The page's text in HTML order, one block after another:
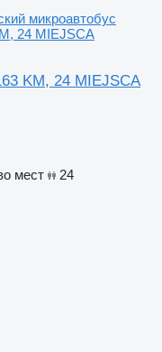
микроавтобус
24 MIEJSCA
KM, 24 MIEJSCA
мест
24